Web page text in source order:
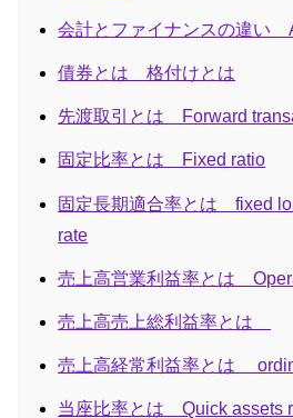
会計とファイナンスの違い
債券とは 格付けとは
先渡取引とは Forward
固定比率とは Fixed ratio
固定長期適合率とは fixed
rate
売上高営業利益率とは
売上高売上総利益率とは
売上高経常利益率とは
当座比率とは Quick assets